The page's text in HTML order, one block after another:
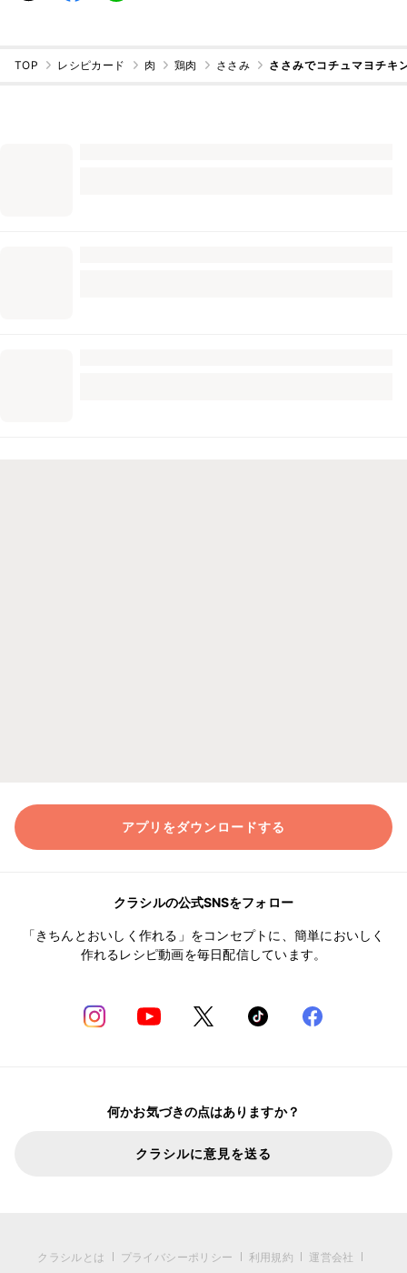
TOP レシピカード 肉 鶏肉 ささみ ささみでコチュマヨチキ
アプリをダウンロードする
クラシルの公式SNSをフォロー
「きちんとおいしく作れる」をコンセプトに、簡単においしく
作れるレシピ動画を毎日配信しています。
何かお気づきの点はありますか？
クラシルに意見を送る
クラシルとは プライバシーポリシー 利用規約
運営会社